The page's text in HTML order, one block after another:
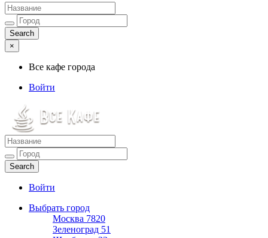
×
Все кафе города
Войти
Все кафе города
Каталог хороших кафе
Войти
Выбрать город
Москва 7820
Зеленоград 51